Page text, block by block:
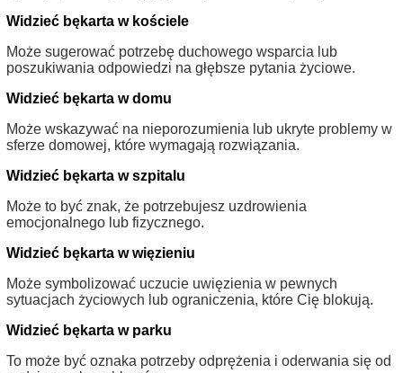
Widzieć bękarta w kościele
Może sugerować potrzebę duchowego wsparcia lub
poszukiwania odpowiedzi na głębsze pytania życiowe.
Widzieć bękarta w domu
Może wskazywać na nieporozumienia lub ukryte problemy w
sferze domowej, które wymagają rozwiązania.
Widzieć bękarta w szpitalu
Może to być znak, że potrzebujesz uzdrowienia
emocjonalnego lub fizycznego.
Widzieć bękarta w więzieniu
Może symbolizować uczucie uwięzienia w pewnych
sytuacjach życiowych lub ograniczenia, które Cię blokują.
Widzieć bękarta w parku
To może być oznaka potrzeby odprężenia i oderwania się od